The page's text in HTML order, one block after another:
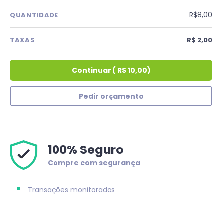
QUANTIDADE R$8,00
TAXAS R$ 2,00
Continuar ( R$ 10,00)
Pedir orçamento
100% Seguro
Compre com segurança
Transações monitoradas